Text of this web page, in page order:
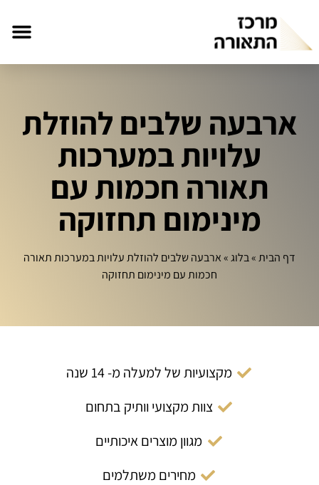
ארבעה שלבים להוזלת
עלויות במערכות
תאורה חכמות עם
מינימום תחזוקה
דף הבית»בלוג»ארבעה שלבים להוזלת עלויות במערכות תאורה
חכמות עם מינימום תחזוקה
מקצועיות של למעלה מ- 14 שנה
צוות מקצועי וותיק בתחום
מגוון מוצרים איכותיים
מחירים משתלמים